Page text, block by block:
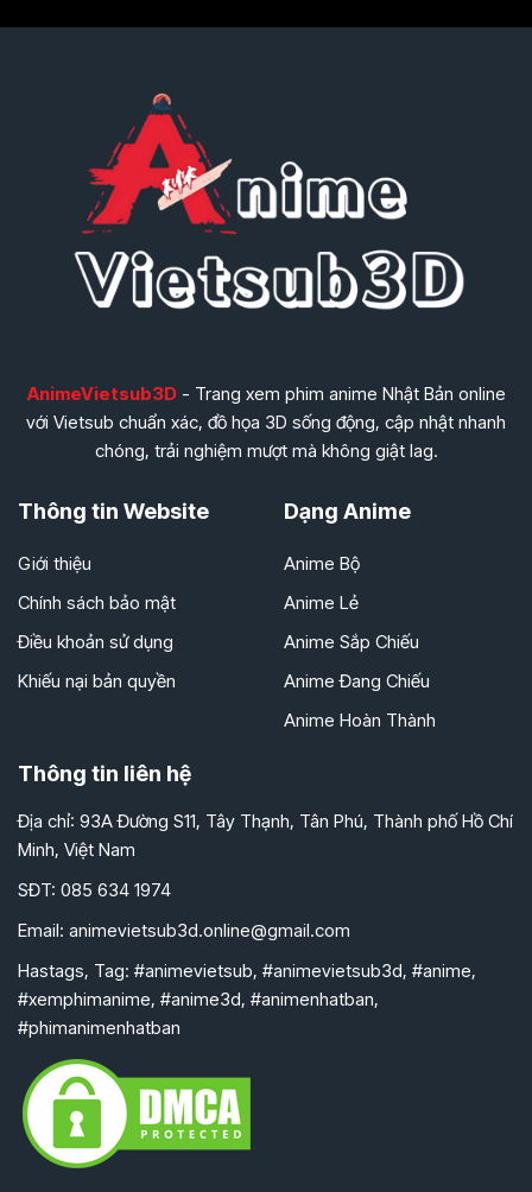
AnimeVietsub3D- Trang xem phim anime Nhật Bản online
với Vietsub chuẩn xác, đồ họa 3D sống động, cập nhật nhanh
chóng, trải nghiệm mượt mà không giật lag.
Thông tin Website
Giới thiệu
Chính sách bảo mật
Điều khoản sử dụng
Khiếu nại bản quyền
Dạng Anime
Anime Bộ
Anime Lẻ
Anime Sắp Chiếu
Anime Đang Chiếu
Anime Hoàn Thành
Thông tin liên hệ
Địa chỉ: 93A Đường S11, Tây Thạnh, Tân Phú, Thành phố Hồ Chí
Minh, Việt Nam
SĐT: 085 634 1974
Email: animevietsub3d.online@gmail.com
Hastags, Tag: #animevietsub, #animevietsub3d, #anime,
#xemphimanime, #anime3d, #animenhatban,
#phimanimenhatban